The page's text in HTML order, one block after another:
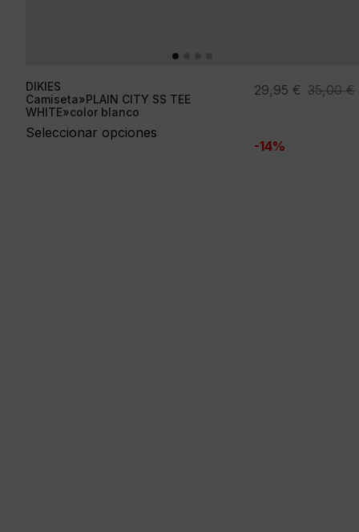
DIKIES
Camiseta»PLAIN CITY SS TEE
WHITE»color blanco
Seleccionar opciones
35,00€
El
era:
29,95 €
El
es:
-14%